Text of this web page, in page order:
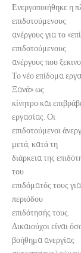
Ενεργοποιήθηκε η
επιδοτούμενους
ανέργους για το
επιδοτούμενους
ανέργους που
Το νέο επίδομα
Ξανά» ως
κίνητρο και
εργασίας. Οι
επιδοτούμενοι
μετά, κατά τη
διάρκεια της
του
επιδόματός τους
περιόδου
επιδότησής τους.
Δικαιούχοι είναι
βοήθημα ανεργίας